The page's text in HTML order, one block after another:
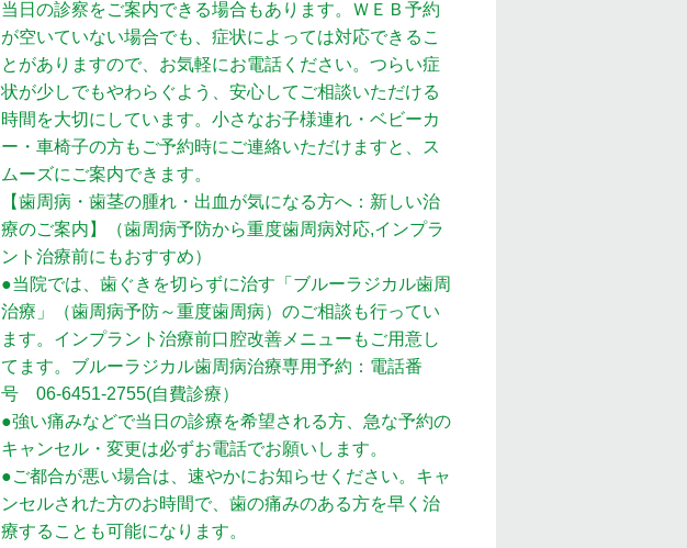
当日の診察をご案内できる場合もあります。ＷＥＢ予約
が空いていない場合でも、症状によっては対応できるこ
とがありますので、お気軽にお電話ください。つらい症
状が少しでもやわらぐよう、安心してご相談いただける
時間を大切にしています。小さなお子様連れ・ベビーカ
ー・車椅子の方もご予約時にご連絡いただけますと、ス
ムーズにご案内できます。
【歯周病・歯茎の腫れ・出血が気になる方へ：新しい治
療のご案内】（歯周病予防から重度歯周病対応,インプラ
ント治療前にもおすすめ）
●当院では、歯ぐきを切らずに治す「ブルーラジカル歯周
治療」（歯周病予防～重度歯周病）のご相談も行ってい
ます。インプラント治療前口腔改善メニューもご用意し
てます。ブルーラジカル歯周病治療専用予約：電話番
号 06-6451-2755(自費診療）
●強い痛みなどで当日の診療を希望される方、急な予約の
キャンセル・変更は必ずお電話でお願いします。
●ご都合が悪い場合は、速やかにお知らせください。キャ
ンセルされた方のお時間で、歯の痛みのある方を早く治
療することも可能になります。